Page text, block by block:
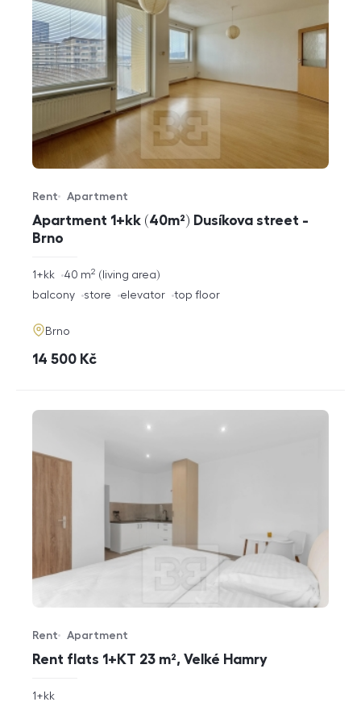
Apartment 1+kk (40m²) Dusíkova street -
Brno
Offer type
Rent
Property type
Apartment
rozměry
1+kk living area
40 m2
funkce
balcony store elevator top floor
adresa
Brno
cena
14 500 Kč
Rent flats 1+KT 23 m², Velké Hamry
Offer type
Rent
Property type
Apartment
rozměry
1+kk